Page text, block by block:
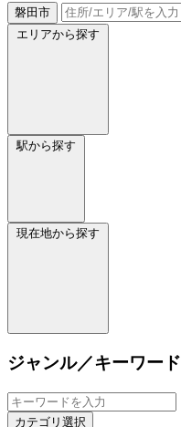
磐田市
エリアから探す
駅から探す
現在地から探す
ジャンル／キーワード
カテゴリ選択